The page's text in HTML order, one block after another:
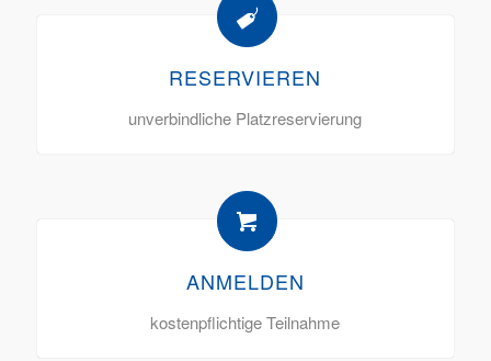
RESERVIEREN
unverbindliche Platzreservierung
ANMELDEN
kostenpflichtige Teilnahme